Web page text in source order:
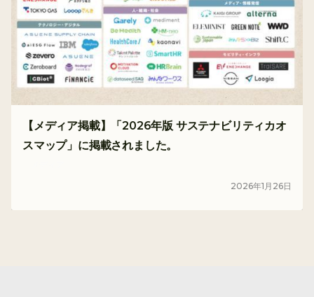
【メディア掲載】「2026年版 サステナビリティカオ
スマップ」に掲載されました。
2026年1 月 26日